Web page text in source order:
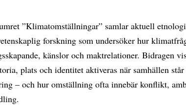
”Klimatomställningar” samlar aktuell
forskning som undersöker hur
känslor och maktrelationer. Bidragen
plats och identitet aktiveras när samhällen
– och hur omställning ofta innebär konflikt,